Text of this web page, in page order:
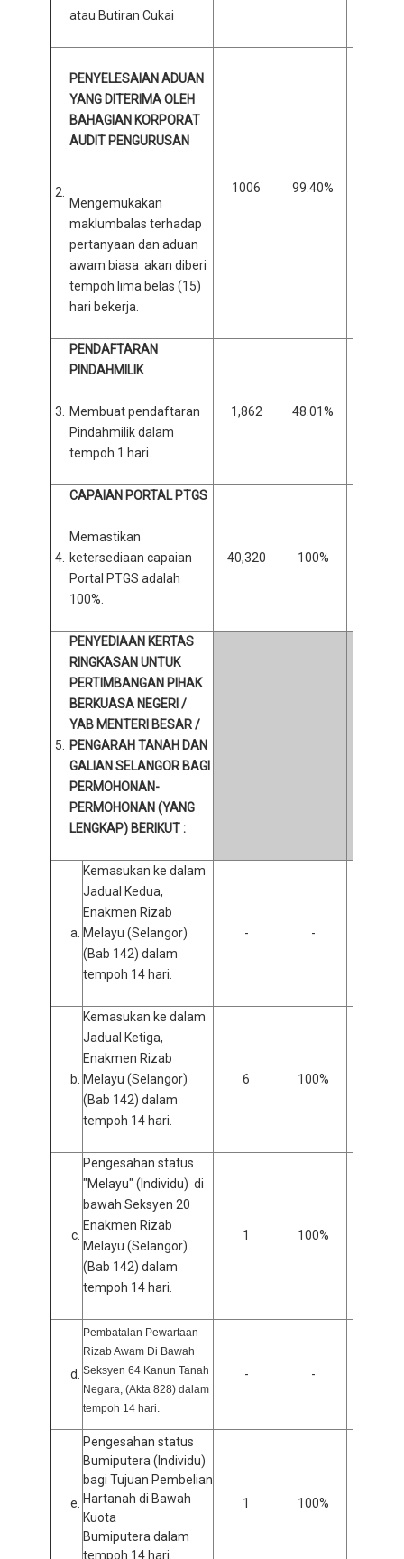
atau Butiran Cukai
2.
PENYELESAIAN ADUAN
YANG DITERIMA OLEH
BAHAGIAN KORPORAT
AUDIT PENGURUSAN
Mengemukakan
maklumbalas terhadap
pertanyaan dan aduan
awam biasa akan diberi
tempoh lima belas (15)
hari bekerja.
1006 99.40%
3.
PENDAFTARAN
PINDAHMILIK
Membuat pendaftaran
Pindahmilik dalam
tempoh 1 hari.
1,862 48.01%
4.
CAPAIAN PORTAL PTGS
Memastikan
ketersediaan capaian
Portal PTGS adalah
100%.
40,320 100%
5.
PENYEDIAAN KERTAS
RINGKASAN UNTUK
PERTIMBANGAN PIHAK
BERKUASA NEGERI /
YAB MENTERI BESAR /
PENGARAH TANAH DAN
GALIAN SELANGOR BAGI
PERMOHONAN-
PERMOHONAN (YANG
LENGKAP) BERIKUT :
a.
Kemasukan ke dalam
Jadual Kedua,
Enakmen Rizab
Melayu (Selangor)
(Bab 142) dalam
tempoh 14 hari.
- -
b.
Kemasukan ke dalam
Jadual Ketiga,
Enakmen Rizab
Melayu (Selangor)
(Bab 142) dalam
tempoh 14 hari.
6 100%
c.
Pengesahan status
"Melayu" (Individu) di
bawah Seksyen 20
Enakmen Rizab
Melayu (Selangor)
(Bab 142) dalam
tempoh 14 hari.
1 100%
d.
Pembatalan Pewartaan
Rizab Awam Di Bawah
Seksyen 64 Kanun Tanah
Negara, (Akta 828) dalam
tempoh 14 hari.
- -
e.
Pengesahan status
Bumiputera (Individu)
bagi Tujuan Pembelian
Hartanah di Bawah
Kuota
Bumiputera dalam
tempoh 14 hari.
1 100%